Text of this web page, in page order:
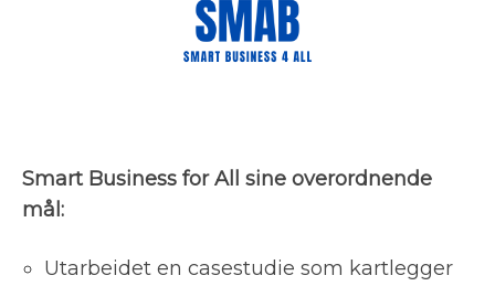
Smart Business for All sine overordnende
mål:
Utarbeidet en casestudie som kartlegger